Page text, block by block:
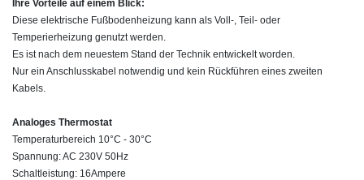
Ihre Vorteile auf einem Blick:
Diese elektrische Fußbodenheizung kann als Voll-, Teil- oder
Temperierheizung genutzt werden.
Es ist nach dem neuestem Stand der Technik entwickelt worden.
Nur ein Anschlusskabel notwendig und kein Rückführen eines zweiten
Kabels.
Analoges Thermostat
Temperaturbereich 10°C - 30°C
Spannung: AC 230V 50Hz
Schaltleistung: 16Ampere